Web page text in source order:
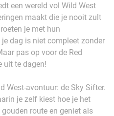
een wereld vol Wild West
maakt die je nooit zult
je met hun
dag is niet compleet zonder
pas op voor de Red
uit te dagen!
West-avontuur: de Sky Sifter.
je zelf kiest hoe je het
route en geniet als